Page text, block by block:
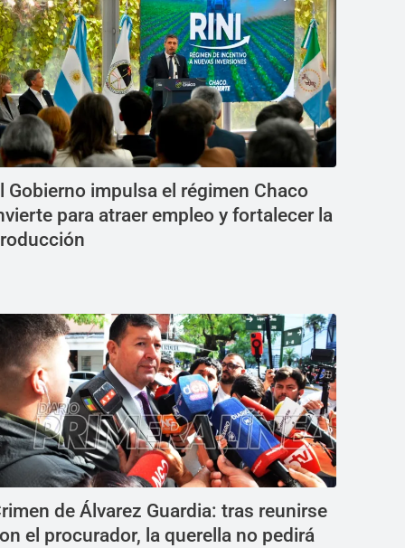
Gobierno impulsa el régimen Chaco
para atraer empleo y fortalecer la
de Álvarez Guardia: tras reunirse
el procurador, la querella no pedirá